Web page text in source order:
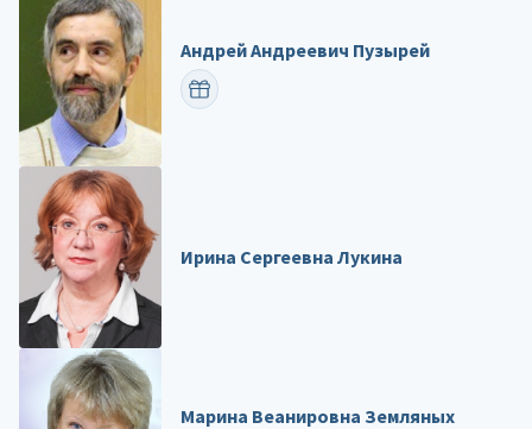
Андрей Андреевич Пузырей
ПОЗДРАВИТЬ
Ирина Сергеевна Лукина
Марина Веанировна Земляных